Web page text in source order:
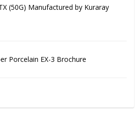
(50G) Manufactured by Kuraray
Porcelain EX-3 Brochure